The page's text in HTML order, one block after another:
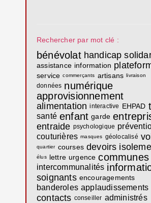
Rechercher par mot clé :
bénévolat handicap
assistance information
service commerçants artisans livraison
données numérique
approvisionnement
alimentation interactive EHPAD
santé enfant garde
entraide psychologique
couturières masques géolocalisé
quartier courses devoirs
élus lettre urgence communes
intercommunalités
soignants encouragements
banderoles applaudissements
contacts conseiller administrés